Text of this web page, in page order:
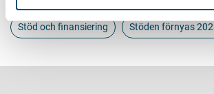
Stöd och finansiering Stöden förnyas